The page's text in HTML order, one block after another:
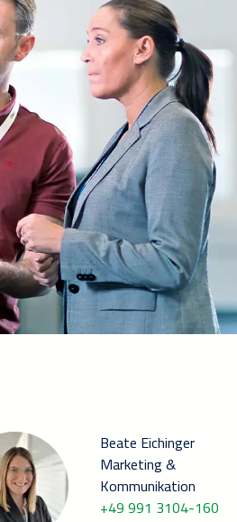
Beate Eichinger
Marketing &
Kommunikation
+49 991 3104-160